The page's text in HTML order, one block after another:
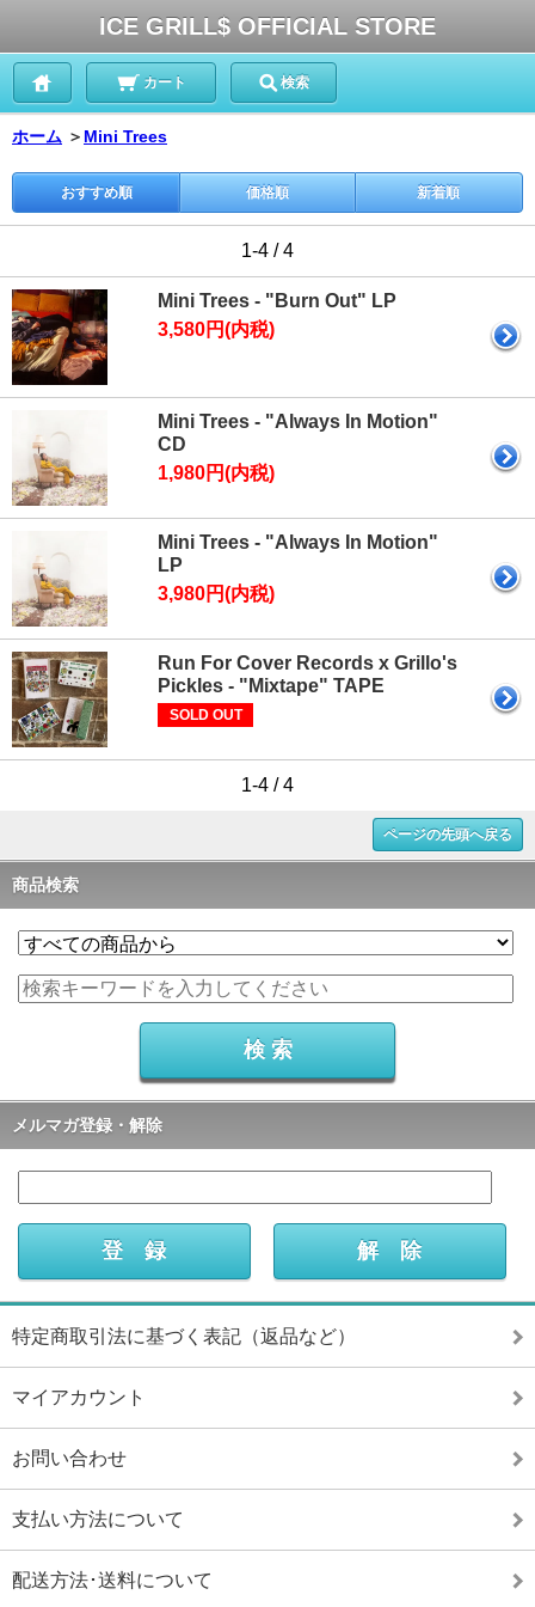
ICE GRILL$ OFFICIAL STORE
カート 検索
ホーム ＞ Mini Trees
おすすめ順 価格順 新着順
1-4 / 4
Mini Trees - "Burn Out" LP
3,580円(内税)
Mini Trees - "Always In Motion"
CD
1,980円(内税)
Mini Trees - "Always In Motion"
LP
3,980円(内税)
Run For Cover Records x Grillo's
Pickles - "Mixtape" TAPE
SOLD OUT
1-4 / 4
ページの先頭へ戻る
商品検索
メルマガ登録・解除
特定商取引法に基づく表記（返品など）
マイアカウント
お問い合わせ
支払い方法について
配送方法･送料について